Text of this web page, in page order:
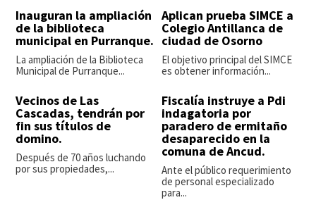
Inauguran la ampliación
de la biblioteca
municipal en Purranque.
La ampliación de la Biblioteca
Municipal de Purranque...
Aplican prueba SIMCE a
Colegio Antillanca de
ciudad de Osorno
El objetivo principal del SIMCE
es obtener información...
Vecinos de Las
Cascadas, tendrán por
fin sus títulos de
domino.
Después de 70 años luchando
por sus propiedades,...
Fiscalía instruye a Pdi
indagatoria por
paradero de ermitaño
desaparecido en la
comuna de Ancud.
Ante el público requerimiento
de personal especializado
para...